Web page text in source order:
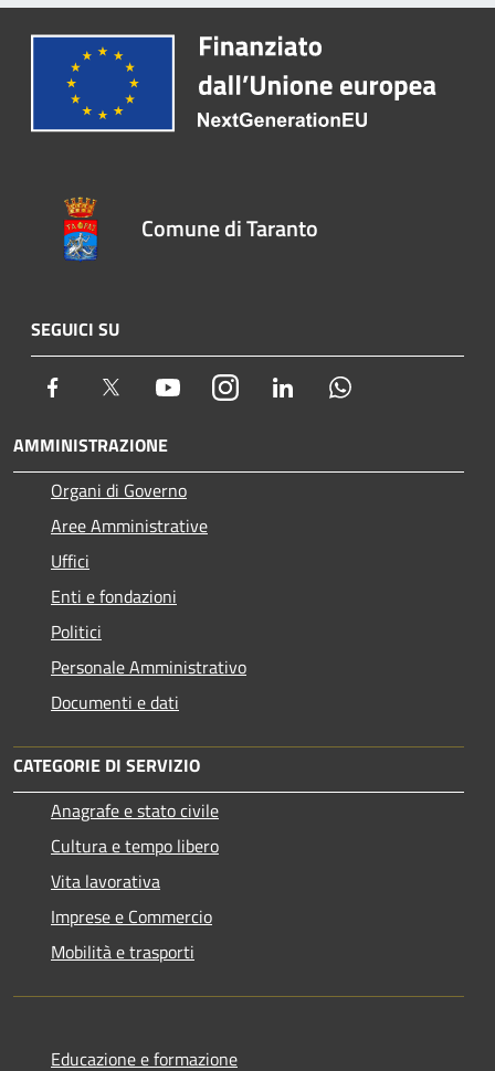
Comune di Taranto
SEGUICI SU
Facebook Twitter YoutubeInstagram LinkedIn
AMMINISTRAZIONE
Organi di Governo
Aree Amministrative
Uffici
Enti e fondazioni
Politici
Personale Amministrativo
Documenti e dati
CATEGORIE DI SERVIZIO
Anagrafe e stato civile
Cultura e tempo libero
Vita lavorativa
Imprese e Commercio
Mobilità e trasporti
Educazione e formazione